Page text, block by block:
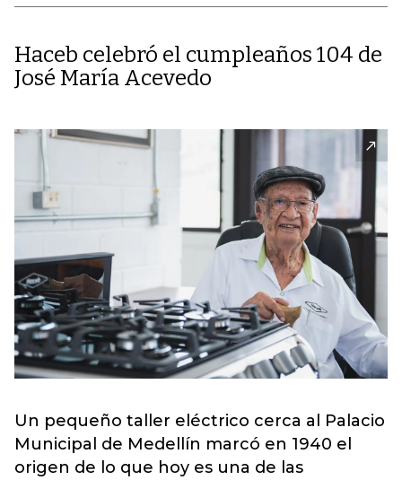
Haceb celebró el cumpleaños 104 de
José María Acevedo
Un pequeño taller eléctrico cerca al Palacio
Municipal de Medellín marcó en 1940 el
origen de lo que hoy es una de las